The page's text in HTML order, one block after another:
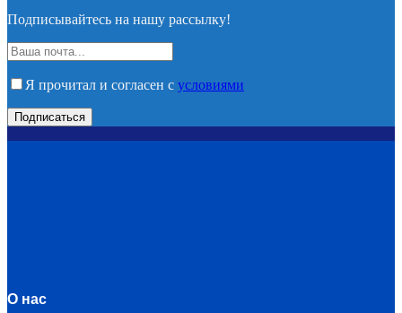
Подписывайтесь на нашу рассылку!
Я прочитал и согласен с условиями
О нас